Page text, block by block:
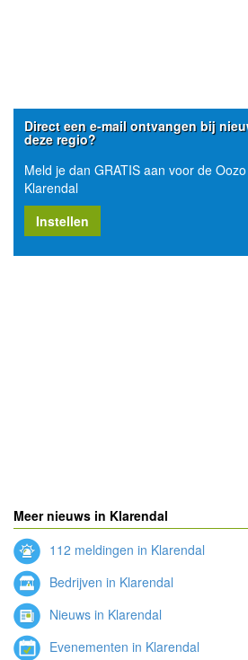
Direct een e-mail ontvangen bij
deze regio?
Meld je dan GRATIS aan voor de
Klarendal
Instellen
Meer nieuws in Klarendal
112 meldingen in Klarendal
Bedrijven in Klarendal
Nieuws in Klarendal
Evenementen in Klarendal